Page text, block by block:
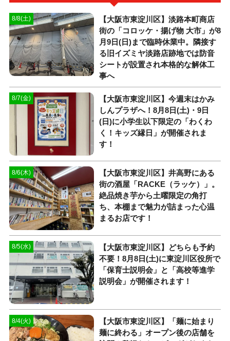
8/8(土)
【大阪市東淀川区】淡路本町商店
街の「コロッケ・揚げ物 大市」が8
月9日(日)まで臨時休業中。隣接す
る旧イズミヤ淡路店跡地では防音
シートが設置され本格的な解体工
事へ
8/7(金)
【大阪市東淀川区】今週末はかみ
しんプラザへ！8月8日(土)・9日
(日)に小学生以下限定の「わくわ
く！キッズ縁日」が開催されま
す！
8/6(木)
【大阪市東淀川区】井高野にある
街の酒屋「RACKE（ラッケ）」。
絶品焼き芋から土曜限定の角打
ち、本棚まで魅力が詰まった心温
まるお店です！
8/5(水)
【大阪市東淀川区】どちらも予約
不要！8月8日(土)に東淀川区役所で
「保育士説明会」と「高校等進学
説明会」が開催されます！
8/4(火)
【大阪市東淀川区】「麺に始まり
麺に終わる」オープン後の店舗を